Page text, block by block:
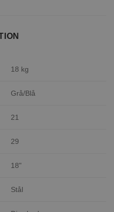
18 kg
Grå/Blå
21
29
18"
Stål